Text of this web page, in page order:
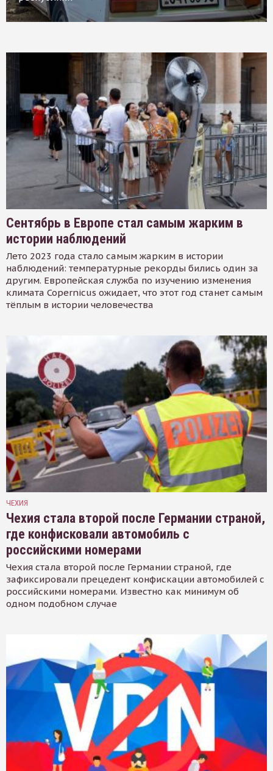
Сентябрь в Европе стал самым жарким в
истории наблюдений
Лето 2023 года стало самым жарким в истории
наблюдений: температурные рекорды бились один за
другим. Европейская служба по изучению изменения
климата Copernicus ожидает, что этот год станет самым
тёплым в истории человечества
ЧЕХИЯ
Чехия стала второй после Германии страной,
где конфисковали автомобиль с
российскими номерами
Чехия стала второй после Германии страной, где
зафиксировали прецедент конфискации автомобилей с
российскими номерами. Известно как минимум об
одном подобном случае